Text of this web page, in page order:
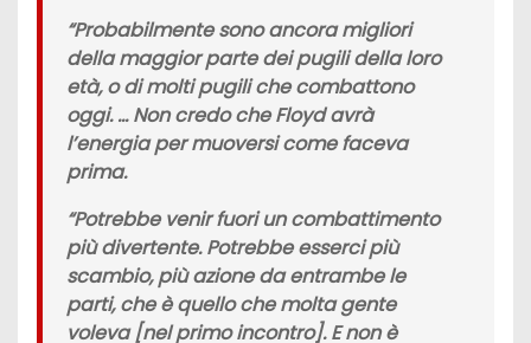
“Probabilmente sono ancora migliori
della maggior parte dei pugili della loro
età, o di molti pugili che combattono
oggi. … Non credo che Floyd avrà
l’energia per muoversi come faceva
prima.
“Potrebbe venir fuori un combattimento
più divertente. Potrebbe esserci più
scambio, più azione da entrambe le
parti, che è quello che molta gente
voleva [nel primo incontro]. E non è